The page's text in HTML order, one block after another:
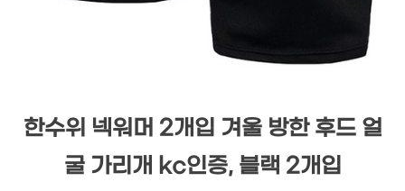
한수위 넥워머 2개입 겨울 방한 후드 얼
굴 가리개 kc인증, 블랙 2개입